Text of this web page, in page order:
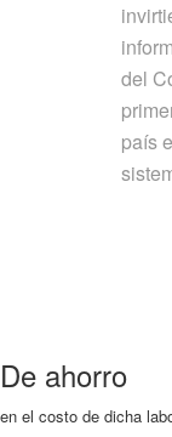
del
país
De ahorro
en el costo de dicha